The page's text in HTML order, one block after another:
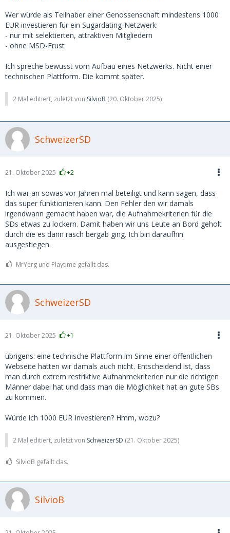
Wer würde als Teilhaber einer Genossenschaft mindestens 1000
EUR investieren für ein Sugardating-Netzwerk:
- nur mit selektierten, attraktiven Mitgliedern
- ohne MSD-Frust
Ich spreche bewusst vom Aufbau eines Netzwerks. Nicht einer
technischen Plattform. Die kommt später.
2 Mal editiert, zuletzt von SilvioB (20. Oktober 2025)
SchweizerSD
21. Oktober 2025 +2
Ich war an sowas vor Jahren mal beteiligt und kann sagen, dass
das super funktionieren kann. Den Fehler den wir damals
irgendwann gemacht haben war, die Aufnahmekriterien für die
SDs etwas zu lockern. Damit haben wir uns Leute an Bord geholt
durch die es dann rasch bergab ging. Ich bin daraufhin
ausgestiegen.
MrYerg und Playtime gefällt das.
SchweizerSD
21. Oktober 2025 +1
übrigens: eine technische Plattform im Sinne einer öffentlichen
Webseite hatten wir damals auch nicht. Entscheidend ist, dass
man durch extrem restriktive Aufnahmekriterien nur die richtigen
Männer dabei hat und dass man die Möglichkeit hat an gute SBs
zu kommen.
Würde ich 1000 EUR Investieren? Hmm, wozu?
2 Mal editiert, zuletzt von SchweizerSD (21. Oktober 2025)
SilvioB gefällt das.
SilvioB